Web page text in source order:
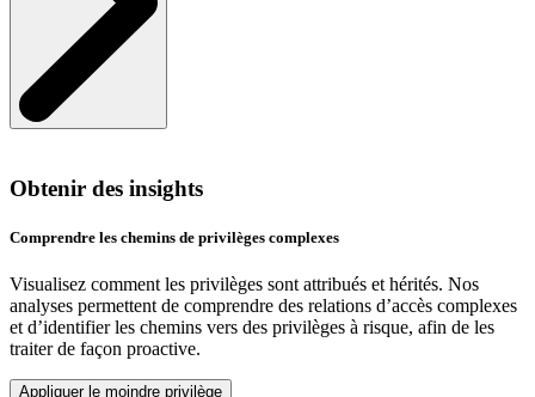
Obtenir des insights
Comprendre les chemins de privilèges complexes
Visualisez comment les privilèges sont attribués et hérités. Nos
analyses permettent de comprendre des relations d’accès complexes
et d’identifier les chemins vers des privilèges à risque, afin de les
traiter de façon proactive.
Appliquer le moindre privilège